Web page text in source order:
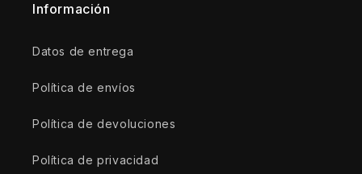
Información
Datos de entrega
Política de envíos
Política de devoluciones
Política de privacidad